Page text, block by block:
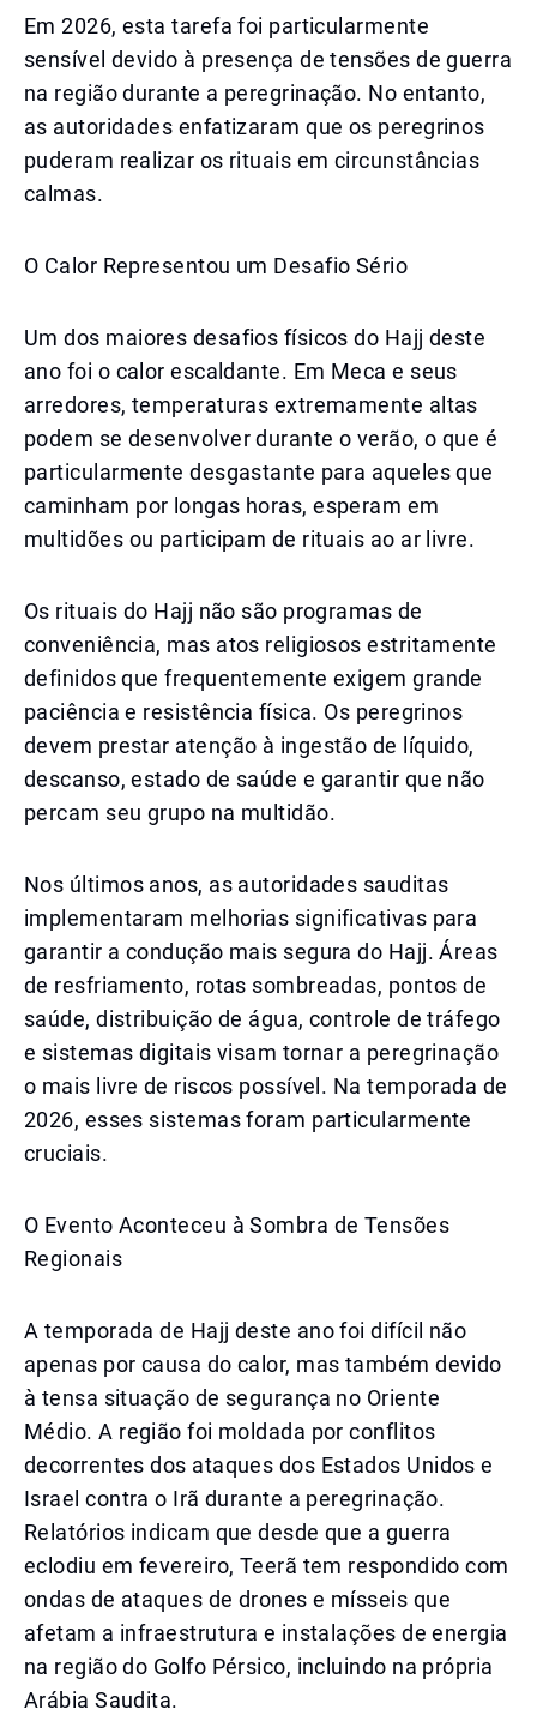
Em 2026, esta tarefa foi particularmente
sensível devido à presença de tensões de guerra
na região durante a peregrinação. No entanto,
as autoridades enfatizaram que os peregrinos
puderam realizar os rituais em circunstâncias
calmas.
O Calor Representou um Desafio Sério
Um dos maiores desafios físicos do Hajj deste
ano foi o calor escaldante. Em Meca e seus
arredores, temperaturas extremamente altas
podem se desenvolver durante o verão, o que é
particularmente desgastante para aqueles que
caminham por longas horas, esperam em
multidões ou participam de rituais ao ar livre.
Os rituais do Hajj não são programas de
conveniência, mas atos religiosos estritamente
definidos que frequentemente exigem grande
paciência e resistência física. Os peregrinos
devem prestar atenção à ingestão de líquido,
descanso, estado de saúde e garantir que não
percam seu grupo na multidão.
Nos últimos anos, as autoridades sauditas
implementaram melhorias significativas para
garantir a condução mais segura do Hajj. Áreas
de resfriamento, rotas sombreadas, pontos de
saúde, distribuição de água, controle de tráfego
e sistemas digitais visam tornar a peregrinação
o mais livre de riscos possível. Na temporada de
2026, esses sistemas foram particularmente
cruciais.
O Evento Aconteceu à Sombra de Tensões
Regionais
A temporada de Hajj deste ano foi difícil não
apenas por causa do calor, mas também devido
à tensa situação de segurança no Oriente
Médio. A região foi moldada por conflitos
decorrentes dos ataques dos Estados Unidos e
Israel contra o Irã durante a peregrinação.
Relatórios indicam que desde que a guerra
eclodiu em fevereiro, Teerã tem respondido com
ondas de ataques de drones e mísseis que
afetam a infraestrutura e instalações de energia
na região do Golfo Pérsico, incluindo na própria
Arábia Saudita.